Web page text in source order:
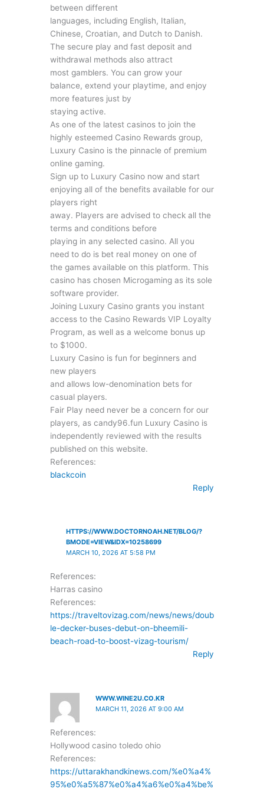
between different
languages, including English, Italian,
Chinese, Croatian, and Dutch to Danish.
The secure play and fast deposit and
withdrawal methods also attract
most gamblers. You can grow your
balance, extend your playtime, and enjoy
more features just by
staying active.
As one of the latest casinos to join the
highly esteemed Casino Rewards group,
Luxury Casino is the pinnacle of premium
online gaming.
Sign up to Luxury Casino now and start
enjoying all of the benefits available for our
players right
away. Players are advised to check all the
terms and conditions before
playing in any selected casino. All you
need to do is bet real money on one of
the games available on this platform. This
casino has chosen Microgaming as its sole
software provider.
Joining Luxury Casino grants you instant
access to the Casino Rewards VIP Loyalty
Program, as well as a welcome bonus up
to $1000.
Luxury Casino is fun for beginners and
new players
and allows low-denomination bets for
casual players.
Fair Play need never be a concern for our
players, as candy96.fun Luxury Casino is
independently reviewed with the results
published on this website.
References:
blackcoin
Reply
HTTPS://WWW.DOCTORNOAH.NET/BLOG/?
BMODE=VIEW&IDX=10258699
MARCH 10, 2026 AT 5:58 PM
References:
Harras casino
References:
https://traveltovizag.com/news/news/doub
le-decker-buses-debut-on-bheemili-
beach-road-to-boost-vizag-tourism/
Reply
WWW.WINE2U.CO.KR
MARCH 11, 2026 AT 9:00 AM
References:
Hollywood casino toledo ohio
References:
https://uttarakhandkinews.com/%e0%a4%
95%e0%a5%87%e0%a4%a6%e0%a4%be%